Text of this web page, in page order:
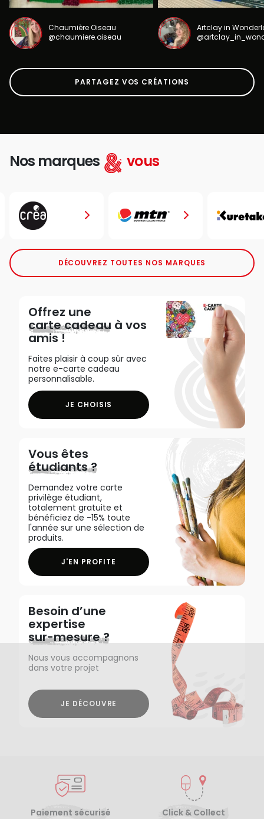
Chaumière Oiseau
@chaumiere.oiseau
Artclay in
PARTAGEZ VOS CRÉATIONS
Nos marques vous
DÉCOUVREZ TOUTES NOS MARQUES
Offrez une
carte cadeau à vos
amis !
Faites plaisir à coup sûr avec
notre e-carte cadeau
personnalisable.
JE CHOISIS
Vous êtes
étudiants ?
Demandez votre carte
privilège étudiant,
totalement gratuite et
bénéficiez de -15% toute
l'année sur une sélection de
produits.
J'EN PROFITE
Besoin d’une
expertise
sur-mesure ?
Nous vous accompagnons
dans votre projet
JE DÉCOUVRE
Paiement sécurisé
Click & Collect